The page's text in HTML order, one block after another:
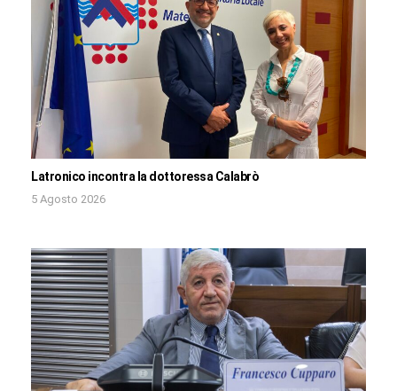
Latronico incontra la dottoressa Calabrò
5 Agosto 2026